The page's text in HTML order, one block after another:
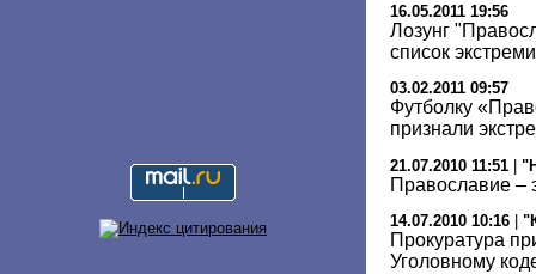
16.05.2011 19:56
Лозунг
список
03.02.2011 09:57
Футболку
признали
21.07.2010 11:51 |
Православие –
14.07.2010 10:16
Прокуратура
Уголовному